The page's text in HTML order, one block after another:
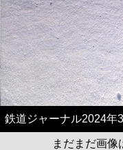
鉄道ジャーナル2024年
まだまだ画像